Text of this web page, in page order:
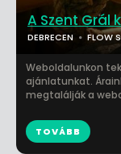
A Szent Grál
DEBRECEN FLOW
Weboldalunkon
ajánlatunkat.
megtalálják a
TOVÁBB